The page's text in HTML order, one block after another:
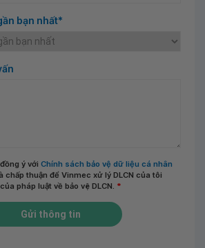
bạn nhất*
ý với Chính sách bảo vệ dữ liệu cá nhân
chấp thuận để Vinmec xử lý DLCN của tôi
pháp luật về bảo vệ DLCN. *
Gửi thông tin